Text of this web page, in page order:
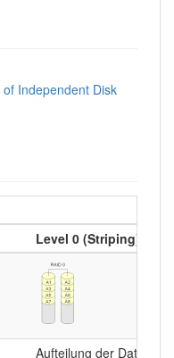
Independent Disk
Level 0 (Striping)
Aufteilung der Daten in